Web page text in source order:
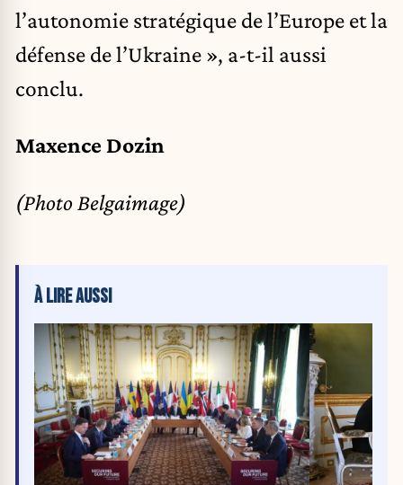
l’autonomie stratégique de l’Europe et la
défense de l’Ukraine », a-t-il aussi
conclu.
Maxence Dozin
(Photo Belgaimage)
À LIRE AUSSI